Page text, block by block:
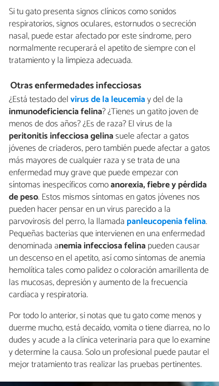
Si tu gato presenta signos clínicos como sonidos
respiratorios, signos oculares, estornudos o secreción
nasal, puede estar afectado por este síndrome, pero
normalmente recuperará el apetito de siempre con el
tratamiento y la limpieza adecuada.
Otras enfermedades infecciosas
¿Está testado delvirus de la leucemiay del de la
inmunodeficiencia felina? ¿Tienes un gatito joven de
menos de dos años? ¿Es de raza? El virus de la
peritonitis infecciosa gelinasuele afectar a gatos
jóvenes de criaderos, pero también puede afectar a gatos
más mayores de cualquier raza y se trata de una
enfermedad muy grave que puede empezar con
síntomas inespecíficos comoanorexia, fiebre y pérdida
de peso. Estos mismos síntomas en gatos jóvenes nos
pueden hacer pensar en un virus parecido a la
parvovirosis del perro, la llamada panleucopenia felina.
Pequeñas bacterias que intervienen en una enfermedad
denominada anemia infecciosa felinapueden causar
un descenso en el apetito, así como síntomas de anemia
hemolítica tales como palidez o coloración amarillenta de
las mucosas, depresión y aumento de la frecuencia
cardíaca y respiratoria.
Por todo lo anterior, si notas que tu gato come menos y
duerme mucho, está decaído, vomita o tiene diarrea, no lo
dudes y acude a la clínica veterinaria para que lo examine
y determine la causa. Solo un profesional puede pautar el
mejor tratamiento tras realizar las pruebas pertinentes.